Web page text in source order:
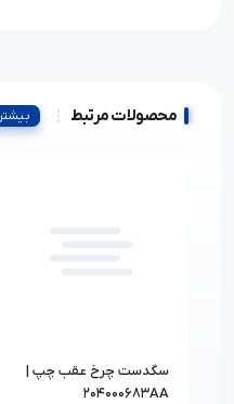
محصولات مرتبط بیشتر
سگدست چرخ عقب چپ |
204000683AA